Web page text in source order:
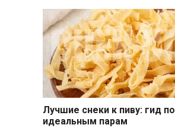
Лучшие снеки к пиву: гид по
идеальным парам